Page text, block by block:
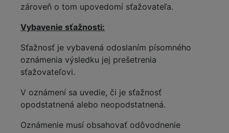
zároveň o tom upovedomí sťažovateľa.
Vybavenie sťažnosti:
Sťažnosť je vybavená odoslaním písomného
oznámenia výsledku jej prešetrenia
sťažovateľovi.
V oznámení sa uvedie, či je sťažnosť
opodstatnená alebo neopodstatnená.
Oznámenie musí obsahovať odôvodnenie